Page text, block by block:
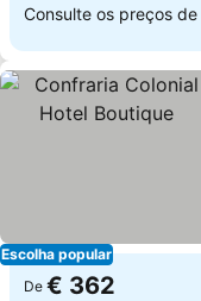
Consulte os preços de
Escolha popular
De € 362